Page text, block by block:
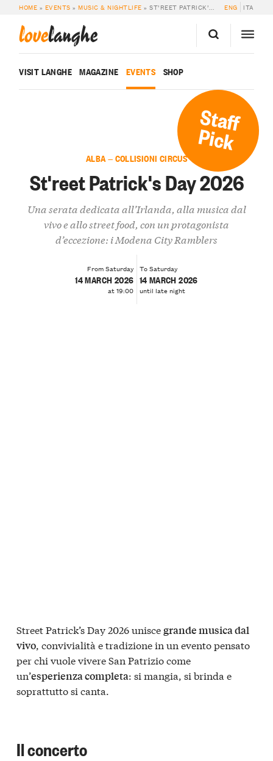
HOME » EVENTS »MUSIC & NIGHTLIFE »ST’REET PATRICK’S DAY 2026 ENG ITA
lovelanghe
VISIT LANGHE MAGAZINE EVENTS SHOP
Staff
Pick
ALBA — COLLISIONI CIRCUS
St'reet Patrick's Day 2026
Una serata dedicata all’Irlanda, alla musica dal
vivo e allo street food, con un protagonista
d’eccezione: i Modena City Ramblers
From Saturday
14 MARCH 2026
at 19:00
To Saturday
14 MARCH 2026
until late night
Street Patrick’s Day 2026 uniscegrande musica dal
vivo, convivialità e tradizione in un evento pensato
per chi vuole vivere San Patrizio come
un’esperienza completa: si mangia, si brinda e
soprattutto si canta.
Il concerto